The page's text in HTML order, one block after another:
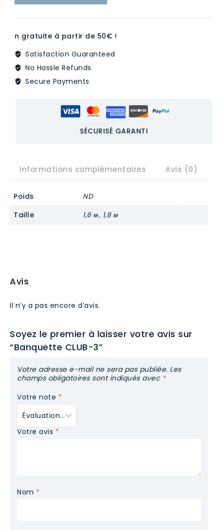
n gratuite à partir de 50€ !
Satisfaction Guaranteed
No Hassle Refunds
Secure Payments
SÉCURISÉ GARANTI
Informations complémentaires Avis (0)
Poids
ND
Taille
1,6 м, 1,8 м
Avis
Il n’y a pas encore d’avis.
Soyez le premier à laisser votre avis sur
“Banquette CLUB-3”
Votre adresse e-mail ne sera pas publiée. Les
champs obligatoires sont indiqués avec *
Votre note *
Votre avis *
Nom *